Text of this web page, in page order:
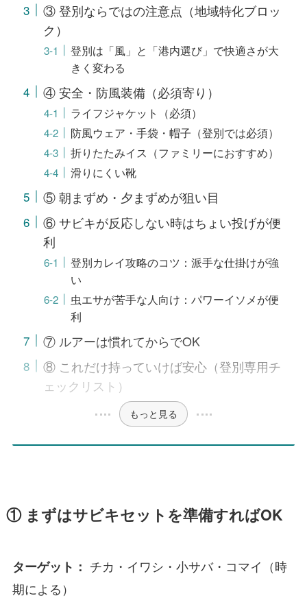
③ 登別ならではの注意点（地域特化ブロッ
ク）
登別は「風」と「港内選び」で快適さが大
きく変わる
④ 安全・防風装備（必須寄り）
ライフジャケット（必須）
防風ウェア・手袋・帽子（登別では必須）
折りたたみイス（ファミリーにおすすめ）
滑りにくい靴
⑤ 朝まずめ・夕まずめが狙い目
⑥ サビキが反応しない時はちょい投げが便
利
登別カレイ攻略のコツ：派手な仕掛けが強
い
虫エサが苦手な人向け：パワーイソメが便
利
⑦ ルアーは慣れてからでOK
⑧ これだけ持っていけば安心（登別専用チ
ェックリスト）
もっと見る
① まずはサビキセットを準備すればOK
ターゲット： チカ・イワシ・小サバ・コマイ（時
期による）